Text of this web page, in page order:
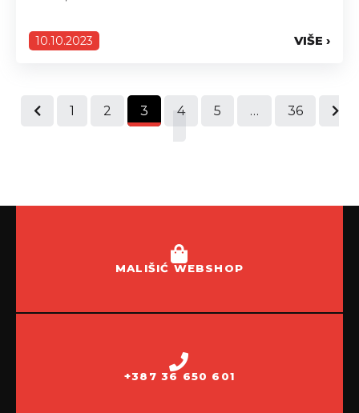
kupci, 07.10.2023.godine počeli smo s velikom
nagradnom igrom prodajnog centra Mališić
10.10.2023 VIŠE ›
1 2 3 4 5 … 36
MALIŠIĆ WEBSHOP
+387 36 650 601